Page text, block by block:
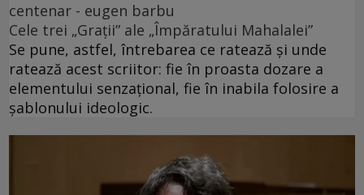
centenar - eugen barbu
Cele trei „Grații” ale „Împăratului Mahalalei”
Se pune, astfel, întrebarea ce ratează și unde
ratează acest scriitor: fie în proasta dozare a
elementului senzațional, fie în inabila folosire a
șablonului ideologic.